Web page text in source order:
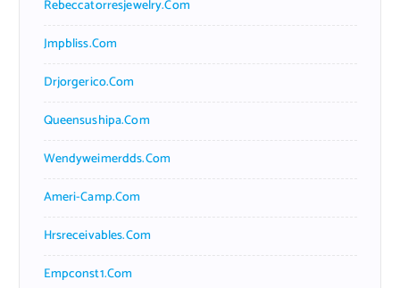
Rebeccatorresjewelry.com
Jmpbliss.com
Drjorgerico.com
Queensushipa.com
Wendyweimerdds.com
Ameri-Camp.com
Hrsreceivables.com
Empconst1.com